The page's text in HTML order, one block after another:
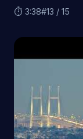
⏱ 3:38#13 / 15